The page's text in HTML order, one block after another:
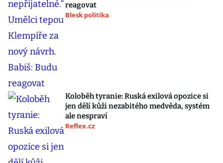
reagovat
Blesk politika
Koloběh tyranie: Ruská exilová opozice si
jen dělí kůži nezabitého medvěda, systém
ale nespraví
Reflex.cz